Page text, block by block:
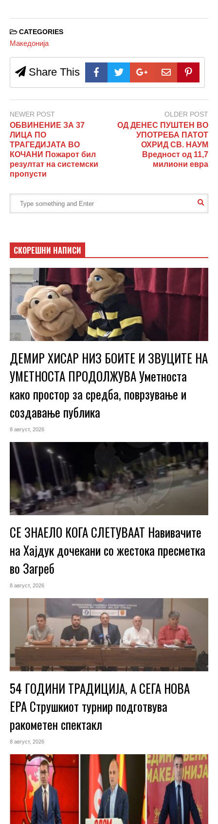
CATEGORIES
Македонија
Share This
NEWER POST
ОБВИНЕНИЕ ЗА 37
ЛИЦА ПО
ТРАГЕДИЈАТА ВО
КОЧАНИ Пожарот бил
резултат на системски
пропусти
OLDER POST
ОД ДЕНЕС ПУШТЕН ВО
УПОТРЕБА ПАТОТ
ОХРИД СВ. НАУМ
Вредност од 11,7
милиони евра
СКОРЕШНИ НАПИСИ
ДЕМИР ХИСАР НИЗ БОИТЕ И ЗВУЦИТЕ НА
УМЕТНОСТА ПРОДОЛЖУВА Уметноста
како простор за средба, поврзување и
создавање публика
8 август, 2026
СЕ ЗНАЕЛО КОГА СЛЕТУВААТ Навивачите
на Хајдук дочекани со жестока пресметка
во Загреб
8 август, 2026
54 ГОДИНИ ТРАДИЦИЈА, А СЕГА НОВА
ЕРА Струшкиот турнир подготвува
ракометен спектакл
8 август, 2026